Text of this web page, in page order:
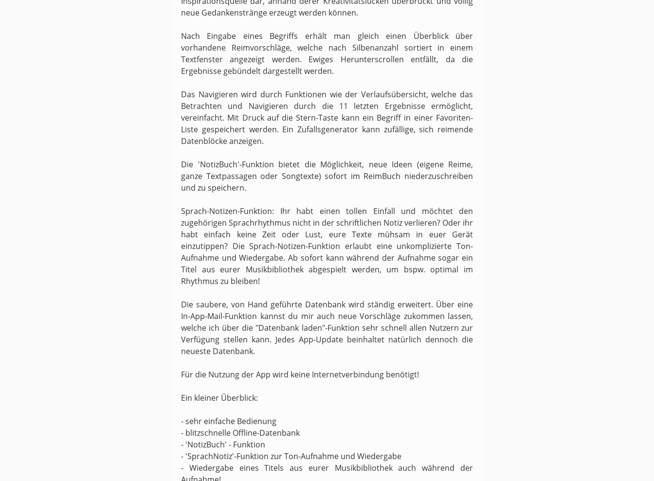
neue Gedankenstränge erzeugt werden können.
Nach Eingabe eines Begriffs erhält man gleich einen Überblick über
vorhandene Reimvorschläge, welche nach Silbenanzahl sortiert in einem
Textfenster angezeigt werden. Ewiges Herunterscrollen entfällt, da die
Ergebnisse gebündelt dargestellt werden.
Das Navigieren wird durch Funktionen wie der Verlaufsübersicht, welche das
Betrachten und Navigieren durch die 11 letzten Ergebnisse ermöglicht,
vereinfacht. Mit Druck auf die Stern-Taste kann ein Begriff in einer Favoriten-
Liste gespeichert werden. Ein Zufallsgenerator kann zufällige, sich reimende
Datenblöcke anzeigen.
Die 'NotizBuch'-Funktion bietet die Möglichkeit, neue Ideen (eigene Reime,
ganze Textpassagen oder Songtexte) sofort im ReimBuch niederzuschreiben
und zu speichern.
Sprach-Notizen-Funktion: Ihr habt einen tollen Einfall und möchtet den
zugehörigen Sprachrhythmus nicht in der schriftlichen Notiz verlieren? Oder ihr
habt einfach keine Zeit oder Lust, eure Texte mühsam in euer Gerät
einzutippen? Die Sprach-Notizen-Funktion erlaubt eine unkomplizierte Ton-
Aufnahme und Wiedergabe. Ab sofort kann während der Aufnahme sogar ein
Titel aus eurer Musikbibliothek abgespielt werden, um bspw. optimal im
Rhythmus zu bleiben!
Die saubere, von Hand geführte Datenbank wird ständig erweitert. Über eine
In-App-Mail-Funktion kannst du mir auch neue Vorschläge zukommen lassen,
welche ich über die "Datenbank laden"-Funktion sehr schnell allen Nutzern zur
Verfügung stellen kann. Jedes App-Update beinhaltet natürlich dennoch die
neueste Datenbank.
Für die Nutzung der App wird keine Internetverbindung benötigt!
Ein kleiner Überblick:
- sehr einfache Bedienung
- blitzschnelle Offline-Datenbank
- 'NotizBuch' - Funktion
- 'SprachNotiz'-Funktion zur Ton-Aufnahme und Wiedergabe
- Wiedergabe eines Titels aus eurer Musikbibliothek auch während der